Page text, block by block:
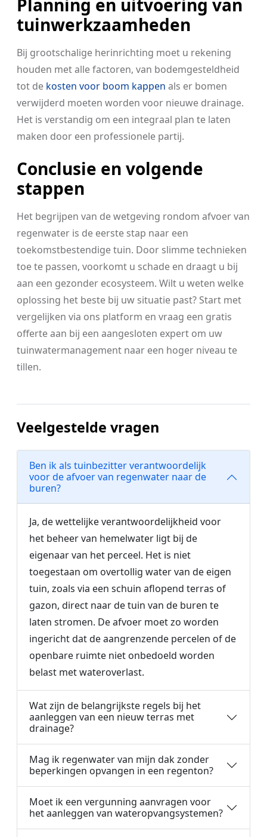
Planning en uitvoering van
tuinwerkzaamheden
Bij grootschalige herinrichting moet u rekening
houden met alle factoren, van bodemgesteldheid
tot de kosten voor boom kappen als er bomen
verwijderd moeten worden voor nieuwe drainage.
Het is verstandig om een integraal plan te laten
maken door een professionele partij.
Conclusie en volgende
stappen
Het begrijpen van de wetgeving rondom afvoer van
regenwater is de eerste stap naar een
toekomstbestendige tuin. Door slimme technieken
toe te passen, voorkomt u schade en draagt u bij
aan een gezonder ecosysteem. Wilt u weten welke
oplossing het beste bij uw situatie past? Start met
vergelijken via ons platform en vraag een gratis
offerte aan bij een aangesloten expert om uw
tuinwatermanagement naar een hoger niveau te
tillen.
Veelgestelde vragen
Ben ik als tuinbezitter verantwoordelijk
voor de afvoer van regenwater naar de
buren?
Ja, de wettelijke verantwoordelijkheid voor
het beheer van hemelwater ligt bij de
eigenaar van het perceel. Het is niet
toegestaan om overtollig water van de eigen
tuin, zoals via een schuin aflopend terras of
gazon, direct naar de tuin van de buren te
laten stromen. De afvoer moet zo worden
ingericht dat de aangrenzende percelen of de
openbare ruimte niet onbedoeld worden
belast met wateroverlast.
Wat zijn de belangrijkste regels bij het
aanleggen van een nieuw terras met
drainage?
Mag ik regenwater van mijn dak zonder
beperkingen opvangen in een regenton?
Moet ik een vergunning aanvragen voor
het aanleggen van wateropvangsystemen?